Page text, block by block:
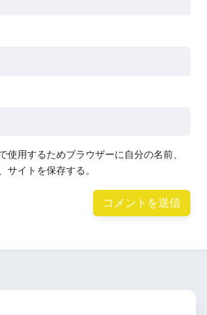
使用するためブラウザーに自分の名前、
サイトを保存する。